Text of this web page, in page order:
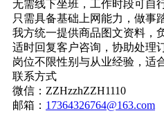
无需线下坐班，工作时段可自
只需具备基础上网能力，做事
我方统一提供商品图文资料，
适时回复客户咨询，协助处理
岗位不限性别与从业经验，适
联系方式
微信：ZZHzzhZZH1110
邮箱： 17364326764@163.com